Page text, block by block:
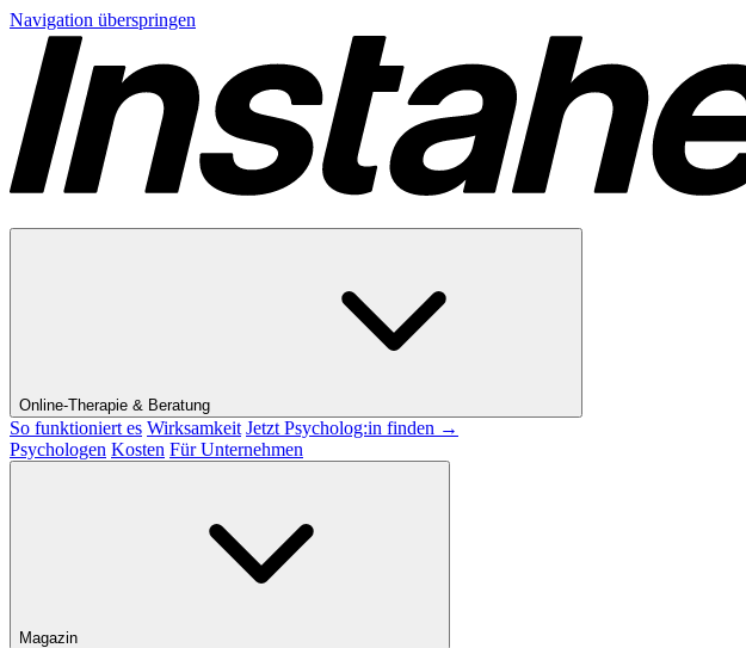
Navigation überspringen
Online-Therapie & Beratung
So funktioniert es Wirksamkeit Jetzt Psycholog:in finden →
Psychologen Kosten Für Unternehmen
Magazin